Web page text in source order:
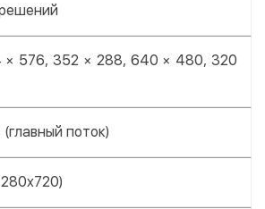
× 576, 352 × 288, 640 × 480, 320
поток)